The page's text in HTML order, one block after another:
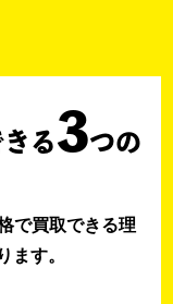
る3つの
で買取できる理
ます。